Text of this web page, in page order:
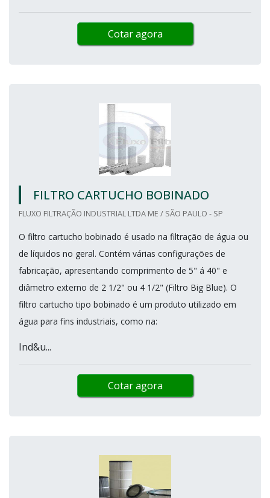
Cotar agora
FILTRO CARTUCHO BOBINADO
FLUXO FILTRAÇÃO INDUSTRIAL LTDA ME / SÃO PAULO - SP
O filtro cartucho bobinado é usado na filtração de água ou
de líquidos no geral. Contém várias configurações de
fabricação, apresentando comprimento de 5" á 40" e
diâmetro externo de 2 1/2" ou 4 1/2" (Filtro Big Blue). O
filtro cartucho tipo bobinado é um produto utilizado em
água para fins industriais, como na:
Ind&u...
Cotar agora